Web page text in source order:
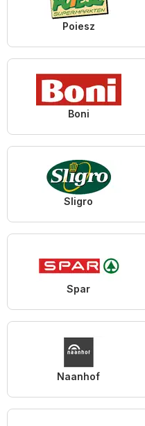
Poiesz
Boni
Sligro
Spar
Naanhof